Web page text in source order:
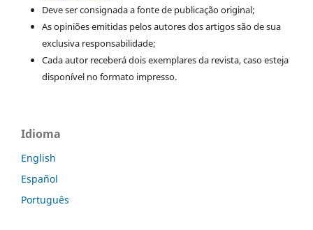
Deve ser consignada a fonte de publicação original;
As opiniões emitidas pelos autores dos artigos são de sua
exclusiva responsabilidade;
Cada autor receberá dois exemplares da revista, caso esteja
disponível no formato impresso.
Idioma
English
Español
Português